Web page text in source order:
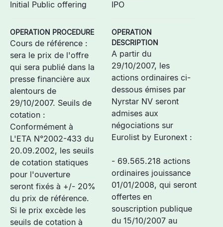
Initial Public offering IPO
OPERATION PROCEDURE
Cours de référence :
sera le prix de l'offre
qui sera publié dans la
presse financière aux
alentours de
29/10/2007. Seuils de
cotation :
Conformément à
L'ETA N°2002-433 du
20.09.2002, les seuils
de cotation statiques
pour l'ouverture
seront fixés à +/- 20%
du prix de référence.
Si le prix excède les
seuils de cotation à
OPERATION
DESCRIPTION
A partir du
29/10/2007, les
actions ordinaires ci-
dessous émises par
Nyrstar NV seront
admises aux
négociations sur
Eurolist by Euronext :
- 69.565.218 actions
ordinaires jouissance
01/01/2008, qui seront
offertes en
souscription publique
du 15/10/2007 au